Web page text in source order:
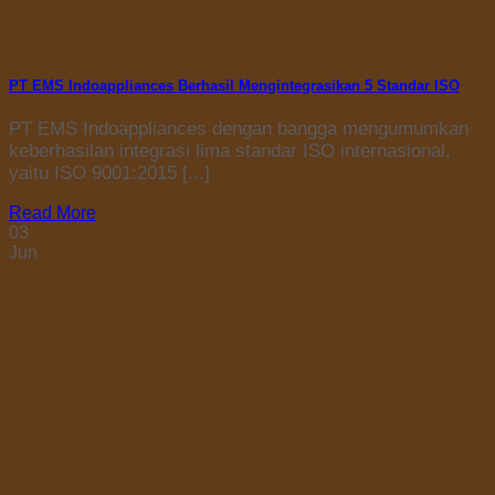
PT EMS Indoappliances Berhasil Mengintegrasikan 5 Standar ISO
PT EMS Indoappliances dengan bangga mengumumkan
keberhasilan integrasi lima standar ISO internasional,
yaitu ISO 9001:2015 [...]
Read More
03
Jun